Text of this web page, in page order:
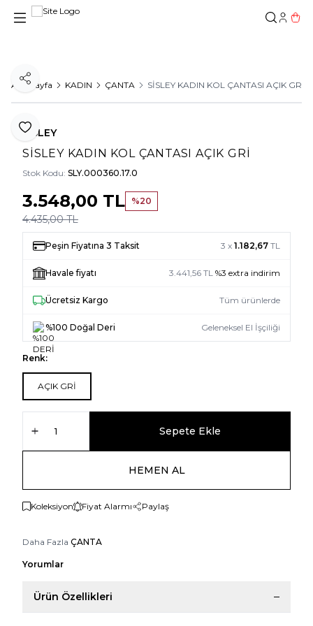
Ana Sayfa KADIN ÇANTA SİSLEY KADIN KOL ÇANTASI AÇIK GRİ
Favoriye Ekle
Paylaş
SİSLEY
SİSLEY KADIN KOL ÇANTASI AÇIK GRİ
Stok Kodu: SLY.000360.17.0
4.435,00TL
3.548,00 TL %20
Peşin Fiyatına 3 Taksit 3 x 1.182,67 TL
Havale fiyatı 3.441,56 TL %3 extra indirim
Ücretsiz Kargo Tüm ürünlerde
%100 Doğal Deri Geleneksel El İşçiliği
Renk:
AÇIK GRİ
Sepete Ekle
HEMEN AL
Koleksiyon Fiyat Alarmı Paylaş
Daha Fazla ÇANTA
Yorumlar
Ürün Özellikleri